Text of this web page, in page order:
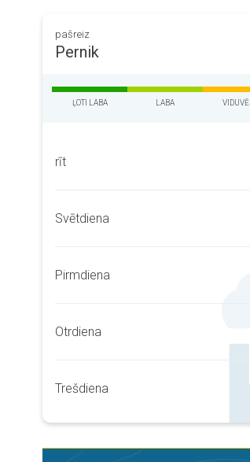
pašreiz
Pernik
ĻOTI LABA LABA
rīt
Svētdiena
Pirmdiena
Otrdiena
Trešdiena